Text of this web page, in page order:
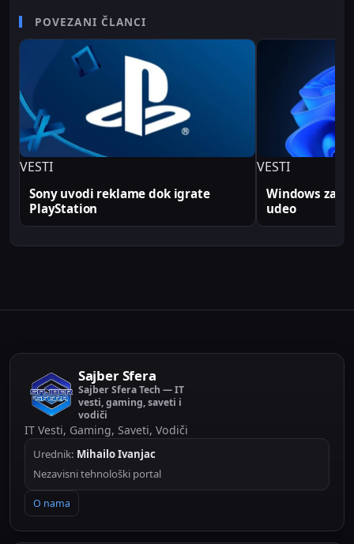
senior video editor na RTV Belle amie, što mu
omogućava da tehničke teme predstavi jasno i
profesionalno. Sve tehničke analize i konfiguracije
na Sajber Sfera portalu zasnovane su na realnim
produkcionim implementacijama.
POVEZANI ČLANCI
VESTI
Sony uvodi reklame dok igrate
PlayStation
VESTI
Windows
udeo
Sajber Sfera
Sajber Sfera Tech — IT
vesti, gaming, saveti i
vodiči
IT Vesti, Gaming, Saveti, Vodiči
Urednik: Mihailo Ivanjac
Nezavisni tehnološki portal
O nama